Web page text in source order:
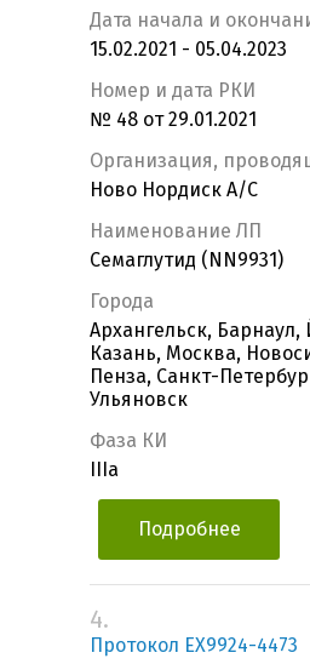
Дата начала и
15.02.2021 - 05.04.2023
Номер и дата РКИ
№ 48 от 29.01.2021
Организация,
Ново Нордиск А/С
Наименование ЛП
Семаглутид (NN9931)
Города
Архангельск,
Казань, Москва,
Пенза, Санкт-
Ульяновск
Фаза КИ
IIIa
Подробнее
4.
Протокол EX9924-4473